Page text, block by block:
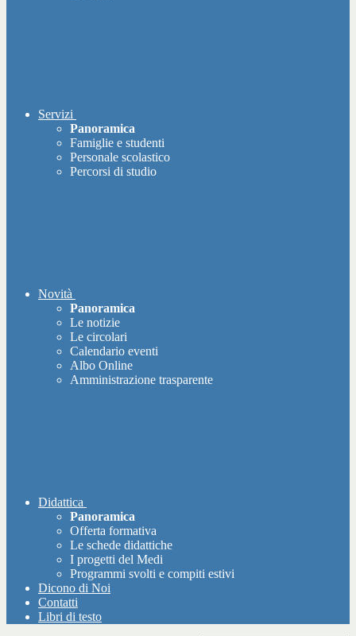
Servizi
Panoramica
Famiglie e studenti
Personale scolastico
Percorsi di studio
Novità
Panoramica
Le notizie
Le circolari
Calendario eventi
Albo Online
Amministrazione trasparente
Didattica
Panoramica
Offerta formativa
Le schede didattiche
I progetti del Medi
Programmi svolti e compiti estivi
Dicono di Noi
Contatti
Libri di testo